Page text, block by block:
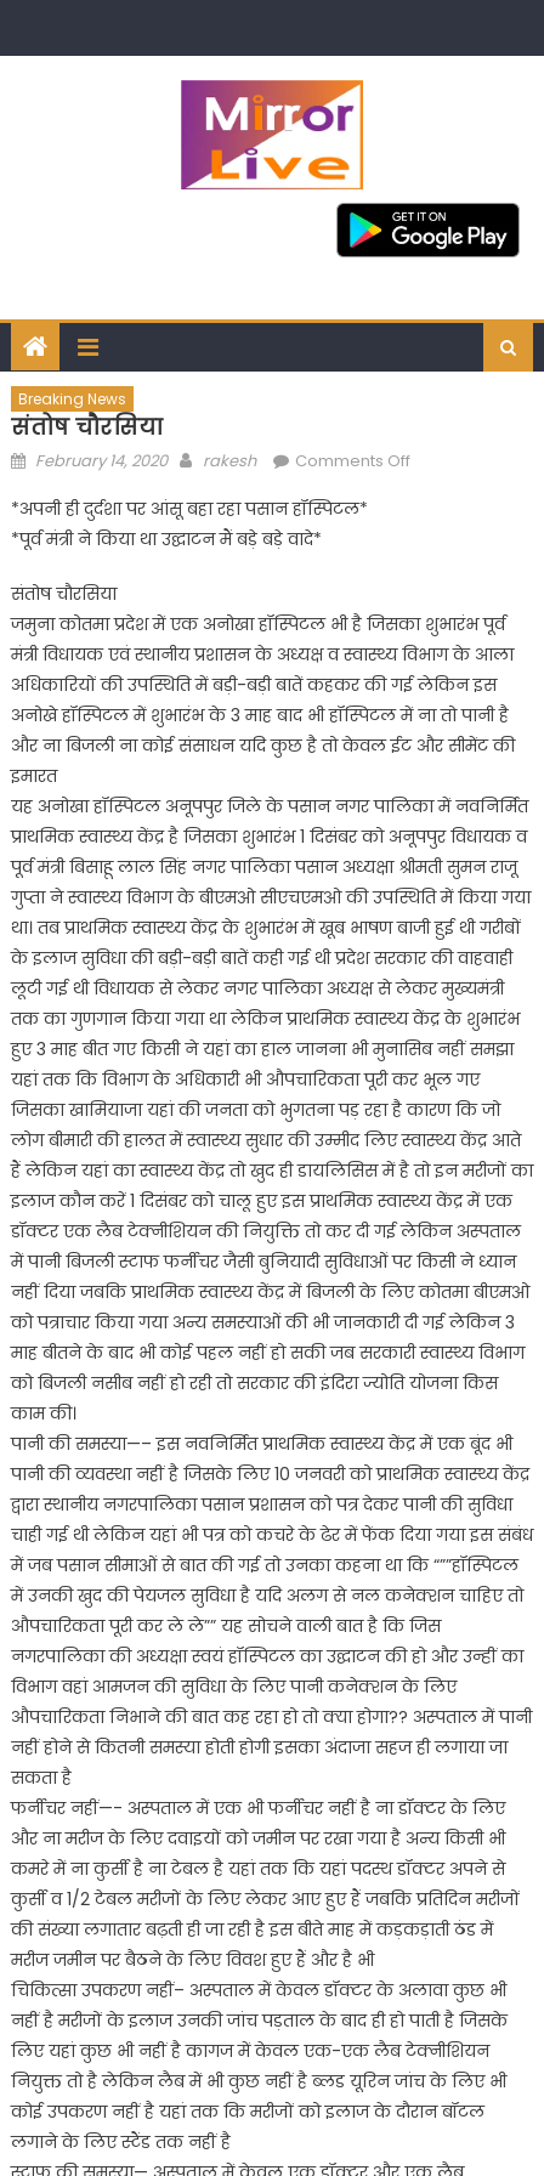
Breaking News
संतोष चौरसिया
Posted
February 14, 2020 Author
rakesh Comments Offon
*अपनी ही दुर्दशा पर आंसू बहा रहा पसान हॉस्पिटल*
*पूर्व मंत्री ने किया था उद्घाटन मैं बड़े बड़े वादे*
संतोष चौरसिया
जमुना कोतमा प्रदेश में एक अनोखा हॉस्पिटल भी है जिसका शुभारंभ पूर्व
मंत्री विधायक एवं स्थानीय प्रशासन के अध्यक्ष व स्वास्थ्य विभाग के आला
अधिकारियों की उपस्थिति में बड़ी-बड़ी बातें कहकर की गई लेकिन इस
अनोखे हॉस्पिटल में शुभारंभ के 3 माह बाद भी हॉस्पिटल में ना तो पानी है
और ना बिजली ना कोई संसाधन यदि कुछ है तो केवल ईट और सीमेंट की
इमारत
यह अनोखा हॉस्पिटल अनूपपुर जिले के पसान नगर पालिका में नवनिर्मित
प्राथमिक स्वास्थ्य केंद्र है जिसका शुभारंभ 1 दिसंबर को अनूपपुर विधायक व
पूर्व मंत्री बिसाहू लाल सिंह नगर पालिका पसान अध्यक्षा श्रीमती सुमन राजू
गुप्ता ने स्वास्थ्य विभाग के बीएमओ सीएचएमओ की उपस्थिति में किया गया
था। तब प्राथमिक स्वास्थ्य केंद्र के शुभारंभ में खूब भाषण बाजी हुई थी गरीबों
के इलाज सुविधा की बड़ी-बड़ी बातें कही गई थी प्रदेश सरकार की वाहवाही
लूटी गई थी विधायक से लेकर नगर पालिका अध्यक्ष से लेकर मुख्यमंत्री
तक का गुणगान किया गया था लेकिन प्राथमिक स्वास्थ्य केंद्र के शुभारंभ
हुए 3 माह बीत गए किसी ने यहां का हाल जानना भी मुनासिब नहीं समझा
यहां तक कि विभाग के अधिकारी भी औपचारिकता पूरी कर भूल गए
जिसका खामियाजा यहां की जनता को भुगतना पड़ रहा है कारण कि जो
लोग बीमारी की हालत में स्वास्थ्य सुधार की उम्मीद लिए स्वास्थ्य केंद्र आते
हैं लेकिन यहां का स्वास्थ्य केंद्र तो खुद ही डायलिसिस में है तो इन मरीजों का
इलाज कौन करें 1 दिसंबर को चालू हुए इस प्राथमिक स्वास्थ्य केंद्र में एक
डॉक्टर एक लैब टेक्नीशियन की नियुक्ति तो कर दी गई लेकिन अस्पताल
में पानी बिजली स्टाफ फर्नीचर जैसी बुनियादी सुविधाओं पर किसी ने ध्यान
नहीं दिया जबकि प्राथमिक स्वास्थ्य केंद्र में बिजली के लिए कोतमा बीएमओ
को पत्राचार किया गया अन्य समस्याओं की भी जानकारी दी गई लेकिन 3
माह बीतने के बाद भी कोई पहल नहीं हो सकी जब सरकारी स्वास्थ्य विभाग
को बिजली नसीब नहीं हो रही तो सरकार की इंदिरा ज्योति योजना किस
काम की।
पानी की समस्या—– इस नवनिर्मित प्राथमिक स्वास्थ्य केंद्र में एक बूंद भी
पानी की व्यवस्था नहीं है जिसके लिए 10 जनवरी को प्राथमिक स्वास्थ्य केंद्र
द्वारा स्थानीय नगरपालिका पसान प्रशासन को पत्र देकर पानी की सुविधा
चाही गई थी लेकिन यहां भी पत्र को कचरे के ढेर में फेंक दिया गया इस संबंध
में जब पसान सीमाओं से बात की गई तो उनका कहना था कि “””हॉस्पिटल
में उनकी खुद की पेयजल सुविधा है यदि अलग से नल कनेक्शन चाहिए तो
औपचारिकता पूरी कर ले ले”” यह सोचने वाली बात है कि जिस
नगरपालिका की अध्यक्षा स्वयं हॉस्पिटल का उद्घाटन की हो और उन्हीं का
विभाग वहां आमजन की सुविधा के लिए पानी कनेक्शन के लिए
औपचारिकता निभाने की बात कह रहा हो तो क्या होगा?? अस्पताल में पानी
नहीं होने से कितनी समस्या होती होगी इसका अंदाजा सहज ही लगाया जा
सकता है
फर्नीचर नहीं—- अस्पताल में एक भी फर्नीचर नहीं है ना डॉक्टर के लिए
और ना मरीज के लिए दवाइयों को जमीन पर रखा गया है अन्य किसी भी
कमरे में ना कुर्सी है ना टेबल है यहां तक कि यहां पदस्थ डॉक्टर अपने से
कुर्सी व 1/2 टेबल मरीजों के लिए लेकर आए हुए हैं जबकि प्रतिदिन मरीजों
की संख्या लगातार बढ़ती ही जा रही है इस बीते माह में कड़कड़ाती ठंड में
मरीज जमीन पर बैठने के लिए विवश हुए हैं और है भी
चिकित्सा उपकरण नहीं– अस्पताल में केवल डॉक्टर के अलावा कुछ भी
नहीं है मरीजों के इलाज उनकी जांच पड़ताल के बाद ही हो पाती है जिसके
लिए यहां कुछ भी नहीं है कागज में केवल एक-एक लैब टेक्नीशियन
नियुक्त तो है लेकिन लैब में भी कुछ नहीं है ब्लड यूरिन जांच के लिए भी
कोई उपकरण नहीं है यहां तक कि मरीजों को इलाज के दौरान बॉटल
लगाने के लिए स्टैंड तक नहीं है